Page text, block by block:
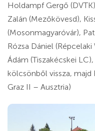
Holdampf Gergő
Zalán (Mezőkövesd),
(Mosonmagyaróvár),
Rózsa Dániel (Répcelaki
Ádám (Tiszakécskei
kölcsönből vissza, majd
Graz II – Ausztria)